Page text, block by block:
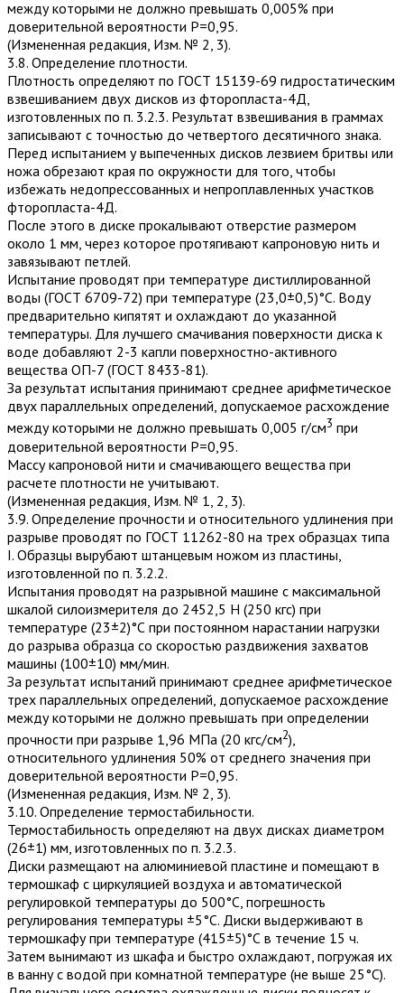
между которыми не должно превышать 0,005% при
доверительной вероятности Р=0,95.
(Измененная редакция, Изм. № 2, 3).
3.8. Определение плотности.
Плотность определяют по ГОСТ 15139-69 гидростатическим
взвешиванием двух дисков из фторопласта-4Д,
изготовленных по п. 3.2.3. Результат взвешивания в граммах
записывают с точностью до четвертого десятичного знака.
Перед испытанием у выпеченных дисков лезвием бритвы или
ножа обрезают края по окружности для того, чтобы
избежать недопрессованных и непроплавленных участков
фторопласта-4Д.
После этого в диске прокалывают отверстие размером
около 1 мм, через которое протягивают капроновую нить и
завязывают петлей.
Испытание проводят при температуре дистиллированной
воды (ГОСТ 6709-72) при температуре (23,0±0,5)°С. Воду
предварительно кипятят и охлаждают до указанной
температуры. Для луч­шего смачивания поверхности диска к
воде добавляют 2-3 капли поверхностно-активного
вещества ОП-7 (ГОСТ 8433-81).
За результат испытания принимают среднее арифметическое
двух параллельных определений, допускаемое расхождение
между которыми не должно превышать 0,005 г/см3 при
доверительной вероятности Р=0,95.
Массу капроновой нити и смачивающего вещества при
расчете плотности не учитывают.
(Измененная редакция, Изм. № 1, 2, 3).
3.9. Определение прочности и относительного удлинения при
разрыве проводят по ГОСТ 11262-80 на трех образцах типа
I. Образцы вырубают штанцевым ножом из пластины,
изготовленной по п. 3.2.2.
Испытания проводят на разрывной машине с максимальной
шкалой силоизмерителя до 2452,5 Н (250 кгс) при
температуре (23±2)°С при постоянном нарастании нагрузки
до разрыва об­разца со скоростью раздвижения захватов
машины (100±10) мм/мин.
За результат испытаний принимают среднее арифметическое
трех параллельных определений, допускаемое расхождение
между которыми не должно превышать при определении
прочности при разрыве 1,96 МПа (20 кгс/см2),
относительного удлинения 50% от среднего значения при
доверительной вероятности P=0,95.
(Измененная редакция, Изм. № 2, 3).
3.10. Определение термостабильности.
Термостабильность определяют на двух дисках диаметром
(26±1) мм, изготовленных по п. 3.2.3.
Диски размещают на алюминиевой пластине и помещают в
термошкаф с циркуляцией воздуха и автоматической
регулировкой температуры до 500°С, погрешность
регулирования температуры ±5°С. Диски выдерживают в
термошкафу при температуре (415±5)°С в течение 15 ч.
Затем вынимают из шкафа и быстро охлаж­дают, погружая их
в ванну с водой при комнатной температуре (не выше 25°С).